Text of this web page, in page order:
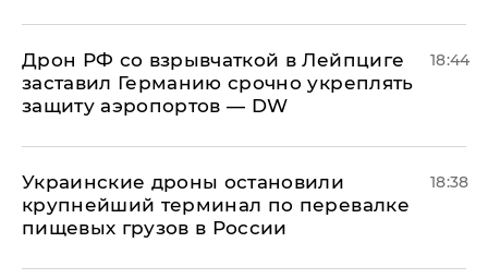
​Дрон РФ со взрывчаткой в Лейпциге
заставил Германию срочно укреплять
защиту аэропортов — DW
18:44
Украинские дроны остановили
крупнейший терминал по перевалке
пищевых грузов в России
18:38